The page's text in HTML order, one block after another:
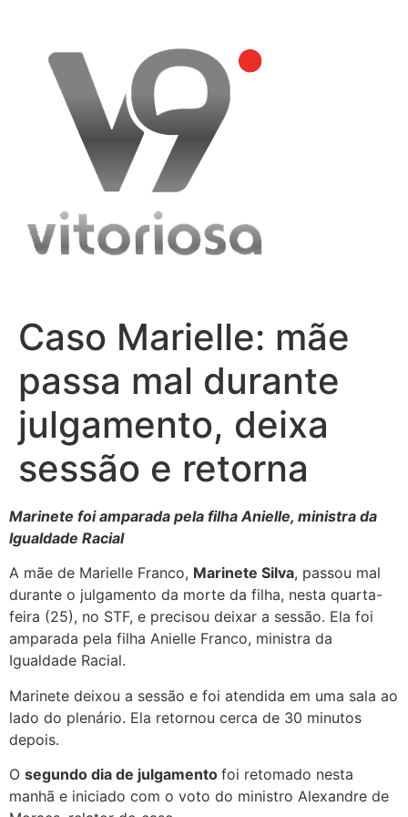
content
Caso Marielle: mãe
passa mal durante
julgamento, deixa
sessão e retorna
Marinete foi amparada pela filha Anielle, ministra da
Igualdade Racial
A mãe de Marielle Franco, Marinete Silva, passou mal
durante o julgamento da morte da filha, nesta quarta-
feira (25), no STF, e precisou deixar a sessão. Ela foi
amparada pela filha Anielle Franco, ministra da
Igualdade Racial.
Marinete deixou a sessão e foi atendida em uma sala ao
lado do plenário. Ela retornou cerca de 30 minutos
depois.
O segundo dia de julgamento foi retomado nesta
manhã e iniciado com o voto do ministro Alexandre de